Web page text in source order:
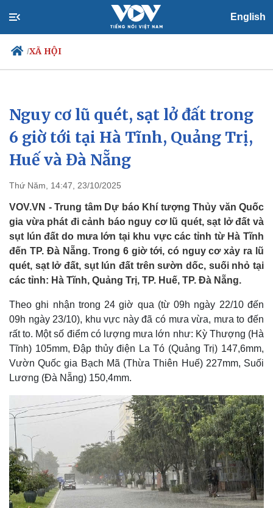
English
/XÃ HỘI
Chính trị
Đảng
Tổ chức nhân sự
Quốc hội
Xã hội
Tin 24h
Dự báo thời tiết
Nguy cơ lũ quét, sạt lở đất trong
6 giờ tới tại Hà Tĩnh, Quảng Trị,
Huế và Đà Nẵng
Thứ Năm, 14:47, 23/10/2025
VOV.VN - Trung tâm Dự báo Khí tượng Thủy văn Quốc
gia vừa phát đi cảnh báo nguy cơ lũ quét, sạt lở đất và
sụt lún đất do mưa lớn tại khu vực các tỉnh từ Hà Tĩnh
đến TP. Đà Nẵng. Trong 6 giờ tới, có nguy cơ xảy ra lũ
quét, sạt lở đất, sụt lún đất trên sườn dốc, suối nhỏ tại
các tỉnh: Hà Tĩnh, Quảng Trị, TP. Huế, TP. Đà Nẵng.
Theo ghi nhận trong 24 giờ qua (từ 09h ngày 22/10 đến
09h ngày 23/10), khu vực này đã có mưa vừa, mưa to đến
rất to. Một số điểm có lượng mưa lớn như: Kỳ Thượng (Hà
Tĩnh) 105mm, Đập thủy điện La Tó (Quảng Trị) 147,6mm,
Vườn Quốc gia Bạch Mã (Thừa Thiên Huế) 227mm, Suối
Lương (Đà Nẵng) 150,4mm.